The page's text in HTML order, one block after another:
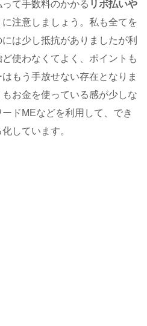
て手数料のかかる リボ払いや
に注意しましょう。私も全てを
は少し抵抗がありましたが利
使わなくてよく、ポイントも
もう手放せない存在となりま
お金を使っている感が少しな
ドMEなどを利用して、でき
しています。